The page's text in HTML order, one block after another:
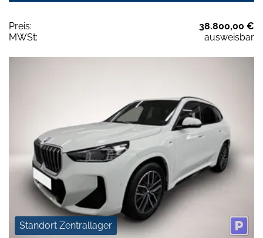
Preis:
38.800,00 €
MWSt:
ausweisbar
Standort Zentrallager